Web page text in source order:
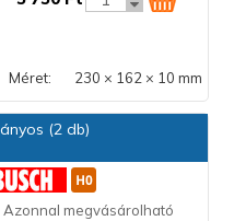
Méret: 230 × 162 × 10 mm
(2 db)
Azonnal megvásárolható